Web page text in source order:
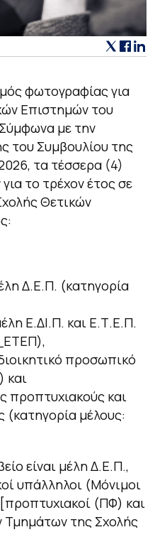
φωτογραφίας για
Επιστημών του
με την
του Συμβουλίου της
τα τέσσερα (4)
το τρέχον έτος σε
Θετικών
Δ.Ε.Π. (κατηγορία
Ε.ΔΙ.Π. και Ε.Τ.Ε.Π.
προσωπικό
και
προπτυχιακούς και
(κατηγορία μέλους:
είναι μέλη Δ.Ε.Π.,
υπάλληλοι (Μόνιμοι
[προπτυχιακοί (ΠΦ) και
της Σχολής